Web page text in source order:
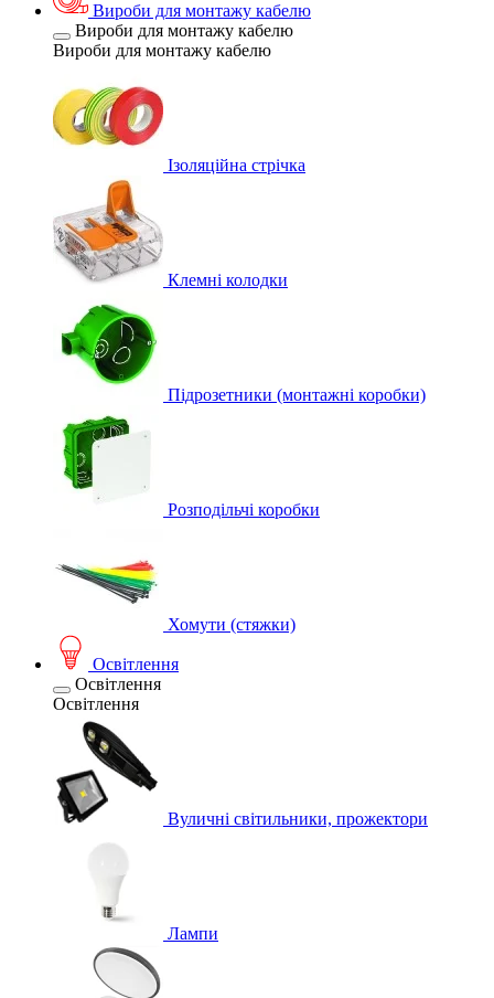
Вироби для монтажу кабелю
Вироби для монтажу кабелю
Вироби для монтажу кабелю
Ізоляційна стрічка
Клемні колодки
Підрозетники (монтажні коробки)
Розподільчі коробки
Хомути (стяжки)
Освітлення
Освітлення
Освітлення
Вуличні світильники, прожектори
Лампи